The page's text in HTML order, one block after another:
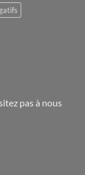
pas à nous